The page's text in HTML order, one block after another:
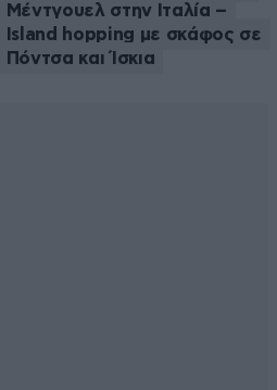
Μέντγουελ στην Ιταλία –
Island hopping με σκάφος σε
Πόντσα και Ίσκια